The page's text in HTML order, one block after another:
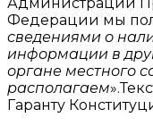
Федерации мы
сведениями о
информации в
органе местного
располагаем
Гаранту